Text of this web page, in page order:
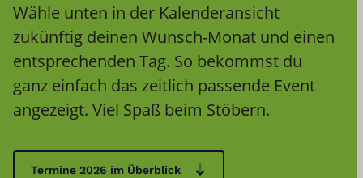
Wähle unten in der Kalenderansicht
zukünftig deinen Wunsch-Monat und einen
entsprechenden Tag. So bekommst du
ganz einfach das zeitlich passende Event
angezeigt. Viel Spaß beim Stöbern.
Termine 2026 im Überblick